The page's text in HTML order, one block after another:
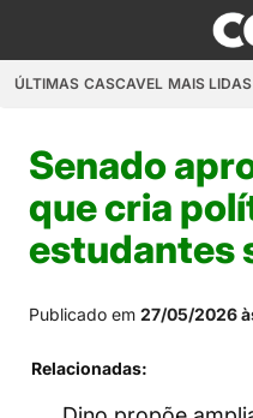
ÚLTIMAS CASCAVEL MAIS LIDAS
Senado
que cria
estudantes
Publicado em 27/05/2026
Relacionadas: